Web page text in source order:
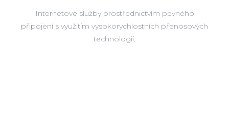
Internetové služby prostřednictvím pevného
připojení s využitím vysokorychlostních přenosových
technologií.